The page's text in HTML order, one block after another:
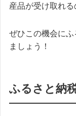
産品が受け取れる
ぜひこの機会に
ましょう！
ふるさと納